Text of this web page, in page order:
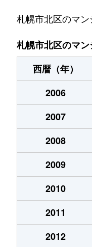
あいの里２条
あいの里２条
あいの里２条
あいの里２条
あいの里２条
あいの里２条
あいの里２条
あいの里２条
あいの里２条
あいの里２条
札幌市北区のマン
札幌市北区のマ
西暦（年）
2006
2007
2008
2009
2010
2011
2012